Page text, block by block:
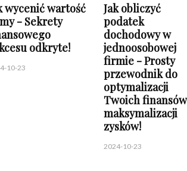
wycenić wartość
- Sekrety
odkryte!
10-23
Jak obliczyć
podatek
dochodowy w
jednoosobowej
firmie - Prosty
przewodnik do
optymalizacji
Twoich
maksymalizacji
zysków!
2024-10-23